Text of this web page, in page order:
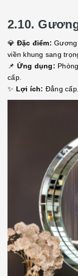
2.10.
💎 Đặc điểm: Gương
viền khung sang
📌 Ứng dụng:
cấp.
✨ Lợi ích: Đẳng